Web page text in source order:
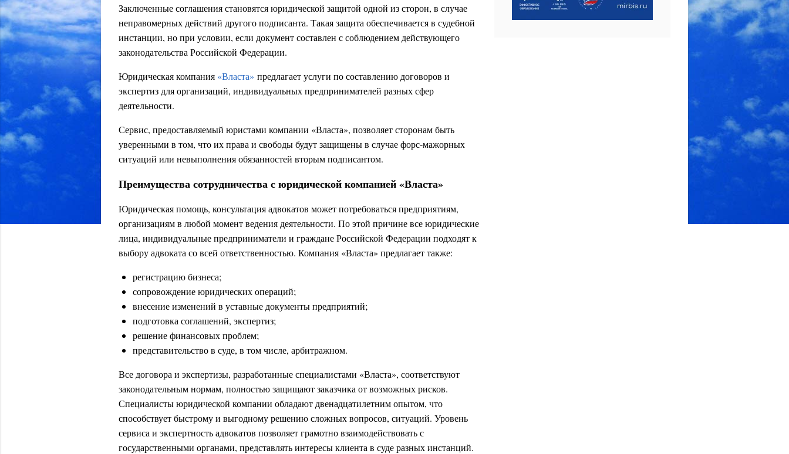
Заключенные соглашения становятся юридической защитой одной из сторон, в случае
неправомерных действий другого подписанта. Такая защита обеспечивается в судебной
инстанции, но при условии, если документ составлен с соблюдением действующего
законодательства Российской Федерации.
Юридическая компания «Власта» предлагает услуги по составлению договоров и
экспертиз для организаций, индивидуальных предпринимателей разных сфер
деятельности.
Сервис, предоставляемый юристами компании «Власта», позволяет сторонам быть
уверенными в том, что их права и свободы будут защищены в случае форс-мажорных
ситуаций или невыполнения обязанностей вторым подписантом.
Преимущества сотрудничества с юридической компанией «Власта»
Юридическая помощь, консультация адвокатов может потребоваться предприятиям,
организациям в любой момент ведения деятельности. По этой причине все юридические
лица, индивидуальные предприниматели и граждане Российской Федерации подходят к
выбору адвоката со всей ответственностью. Компания «Власта» предлагает также:
регистрацию бизнеса;
сопровождение юридических операций;
внесение изменений в уставные документы предприятий;
подготовка соглашений, экспертиз;
решение финансовых проблем;
представительство в суде, в том числе, арбитражном.
Все договора и экспертизы, разработанные специалистами «Власта», соответствуют
законодательным нормам, полностью защищают заказчика от возможных рисков.
Специалисты юридической компании обладают двенадцатилетним опытом, что
способствует быстрому и выгодному решению сложных вопросов, ситуаций. Уровень
сервиса и экспертность адвокатов позволяет грамотно взаимодействовать с
государственными органами, представлять интересы клиента в суде разных инстанций.